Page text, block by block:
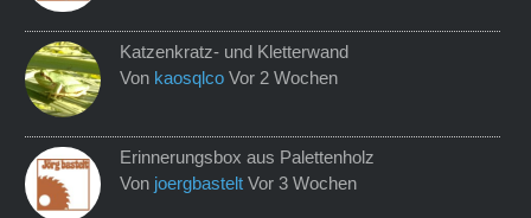
Katzenkratz- und Kletterwand
Von kaosqlco Vor 2 Wochen
Erinnerungsbox aus Palettenholz
Von joergbastelt Vor 3 Wochen